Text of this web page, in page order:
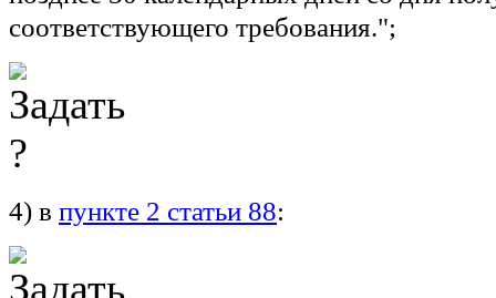
соответствующего требования.";
4) в пункте 2 статьи 88: